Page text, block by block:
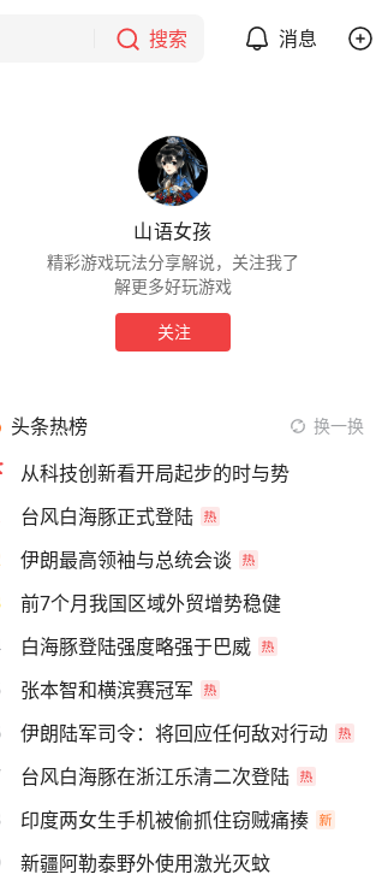
搜索 消息
山语女孩
精彩游戏玩法分享解说，关注我了
解更多好玩游戏
关注
头条热榜 换一换
从科技创新看开局起步的时与势
台风白海豚正式登陆
伊朗最高领袖与总统会谈
前7个月我国区域外贸增势稳健
白海豚登陆强度略强于巴威
张本智和横滨赛冠军
伊朗陆军司令：将回应任何敌对行动
台风白海豚在浙江乐清二次登陆
印度两女生手机被偷抓住窃贼痛揍
新疆阿勒泰野外使用激光灭蚊